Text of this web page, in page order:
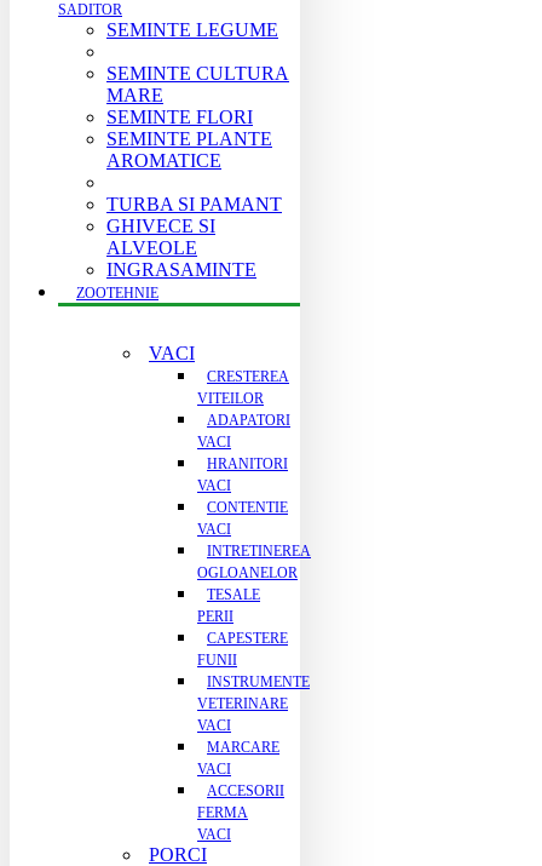
SADITOR
SEMINTE LEGUME
SEMINTE CULTURA
MARE
SEMINTE FLORI
SEMINTE PLANTE
AROMATICE
TURBA SI PAMANT
GHIVECE SI
ALVEOLE
INGRASAMINTE
ZOOTEHNIE
VACI
CRESTEREA
VITEILOR
ADAPATORI
VACI
HRANITORI
VACI
CONTENTIE
VACI
INTRETINEREA
OGLOANELOR
TESALE
PERII
CAPESTERE
FUNII
INSTRUMENTE
VETERINARE
VACI
MARCARE
VACI
ACCESORII
FERMA
VACI
PORCI